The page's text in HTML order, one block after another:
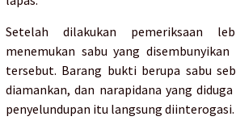
Setelah dilakukan pemeriksaan
menemukan sabu yang
tersebut. Barang bukti berupa sabu
diamankan, dan narapidana yang
penyelundupan itu langsung diinterogasi.